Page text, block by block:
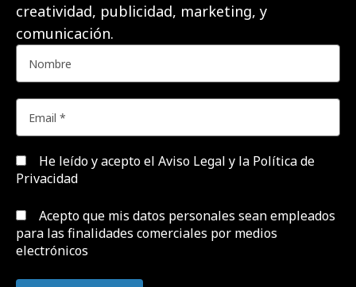
creatividad, publicidad, marketing, y
comunicación.
He leído y acepto el Aviso Legal y la Política de
Privacidad
Acepto que mis datos personales sean empleados
para las finalidades comerciales por medios
electrónicos